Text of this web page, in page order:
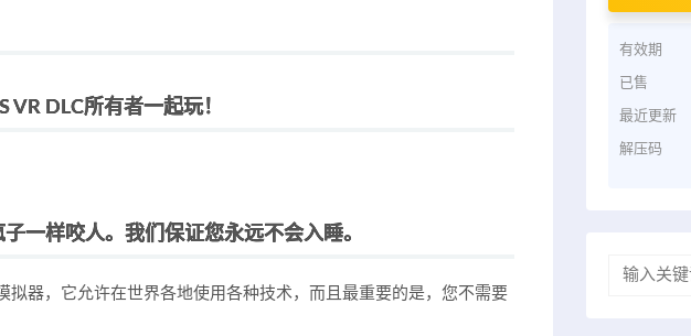
VR DLC所有者一起玩！
一样咬人。我们保证您永远不会入睡。
拟器，它允许在世界各地使用各种技术，而且最重要的是，您不需要
有效期
已售
最近更新
解压码